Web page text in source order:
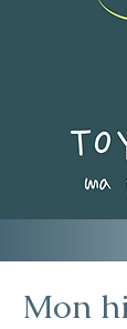
Mon